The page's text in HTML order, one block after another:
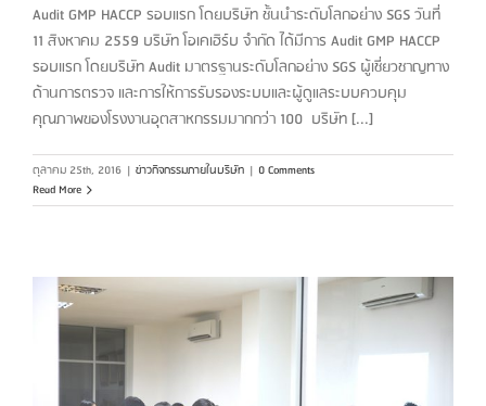
Audit GMP HACCP รอบแรก โดยบริษัท ชั้นนำระดับโลกอย่าง SGS วันที่
11 สิงหาคม 2559 บริษัท โอเคเฮิร์บ จำกัด ได้มีการ Audit GMP HACCP
รอบแรก โดยบริษัท Audit มาตรฐานระดับโลกอย่าง SGS ผู้เชี่ยวชาญทาง
ด้านการตรวจ และการให้การรับรองระบบและผู้ดูแลระบบควบคุม
คุณภาพของโรงงานอุตสาหกรรมมากกว่า 100 บริษัท [...]
ตุลาคม 25th, 2016 | ข่าวกิจกรรมภายในบริษัท | 0 Comments
Read More